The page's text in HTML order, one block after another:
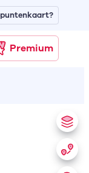
Premium